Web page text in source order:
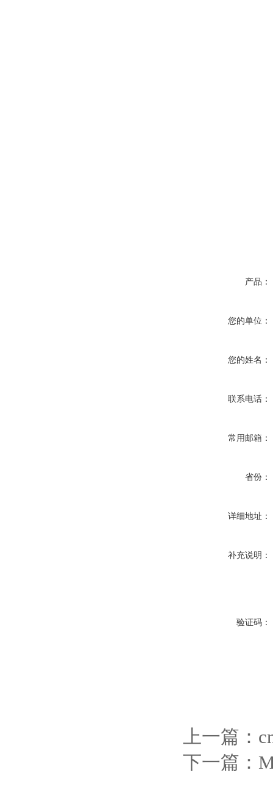
产品：
您的单位：
您的姓名：
联系电话：
常用邮箱：
省份：
详细地址：
补充说明：
验证码：
上一篇：
下一篇：